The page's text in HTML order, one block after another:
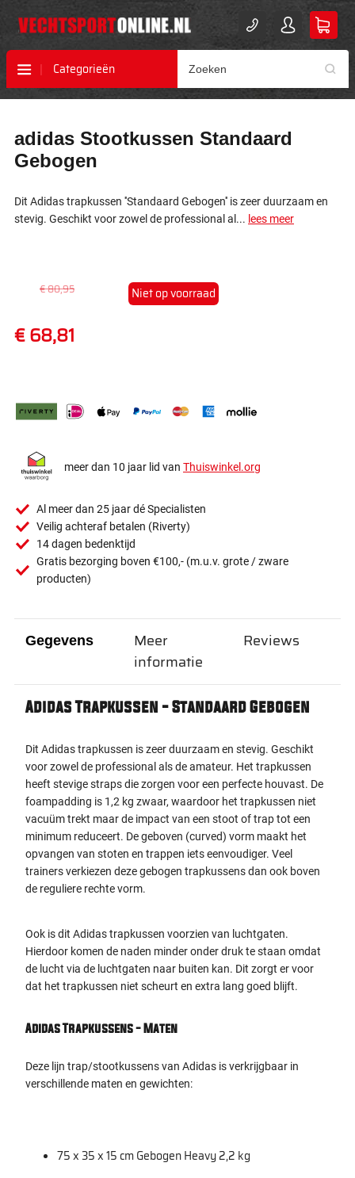
Categorieën
naar
het
einde
de
afbeeldingen-
naar
het
begin
de
afbeeldingen-
adidas Stootkussen Standaard
Gebogen
Dit Adidas trapkussen ''Standaard Gebogen'' is zeer duurzaam en
stevig. Geschikt voor zowel de professional al... lees meer
€ 80,95
€ 68,81
Niet op voorraad
meer dan 10 jaar lid van Thuiswinkel.org
Al meer dan 25 jaar dé Specialisten
Veilig achteraf betalen (Riverty)
14 dagen bedenktijd
Gratis bezorging boven €100,- (m.u.v. grote / zware
producten)
Gegevens
Adidas Trapkussen - Standaard Gebogen
Dit Adidas trapkussen is zeer duurzaam en stevig. Geschikt
voor zowel de professional als de amateur. Het trapkussen
heeft stevige straps die zorgen voor een perfecte houvast. De
foampadding is 1,2 kg zwaar, waardoor het trapkussen niet
vacuüm trekt maar de impact van een stoot of trap tot een
minimum reduceert. De geboven (curved) vorm maakt het
opvangen van stoten en trappen iets eenvoudiger. Veel
trainers verkiezen deze gebogen trapkussens dan ook boven
de reguliere rechte vorm.
Ook is dit Adidas trapkussen voorzien van luchtgaten.
Hierdoor komen de naden minder onder druk te staan omdat
de lucht via de luchtgaten naar buiten kan. Dit zorgt er voor
dat het trapkussen niet scheurt en extra lang goed blijft.
Adidas Trapkussens - Maten
Deze lijn trap/stootkussens van Adidas is verkrijgbaar in
verschillende maten en gewichten:
75 x 35 x 15 cm Gebogen Heavy 2,2 kg
Meer
informatie
Reviews